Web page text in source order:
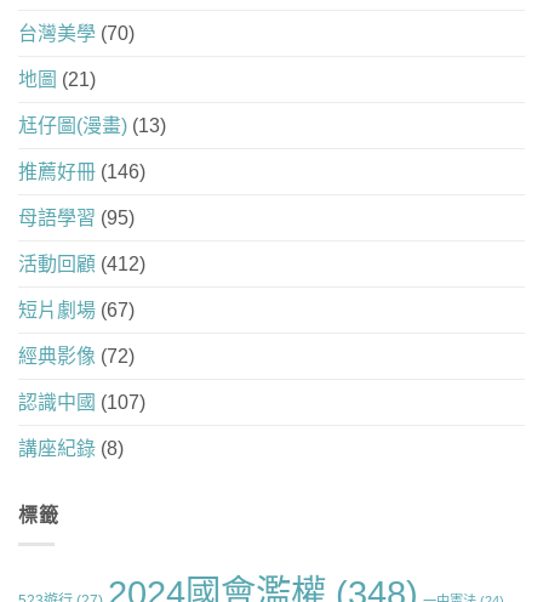
台灣美學 (70)
地圖 (21)
尪仔圖(漫畫) (13)
推薦好冊 (146)
母語學習 (95)
活動回顧 (412)
短片劇場 (67)
經典影像 (72)
認識中國 (107)
講座紀錄 (8)
標籤
2024國會濫權 (348)